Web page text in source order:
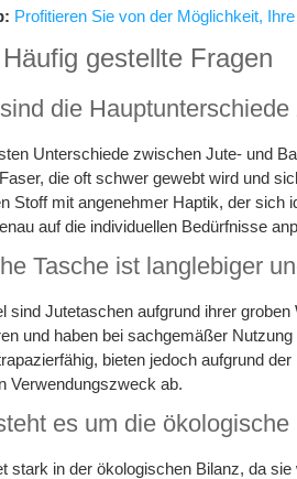
Profitieren Sie von der Möglichkeit,
gestellte Fragen
die
Unterschiede zwischen Jute- und
die oft schwer gewebt wird und
Stoff mit angenehmer Haptik, der
auf die individuellen Bedürfnisse
Tasche ist langlebiger
sind Jutetaschen aufgrund ihrer
und haben bei sachgemäßer
bieten jedoch aufgrund
Verwendungszweck ab.
es um die
stark in der ökologischen Bilanz, da